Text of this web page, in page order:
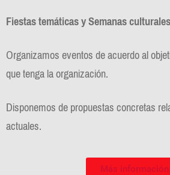
Fiestas temáticas y Semanas
Organizamos eventos de acuerdo al
que tenga la organización.
Disponemos de propuestas concretas
actuales.
Más información